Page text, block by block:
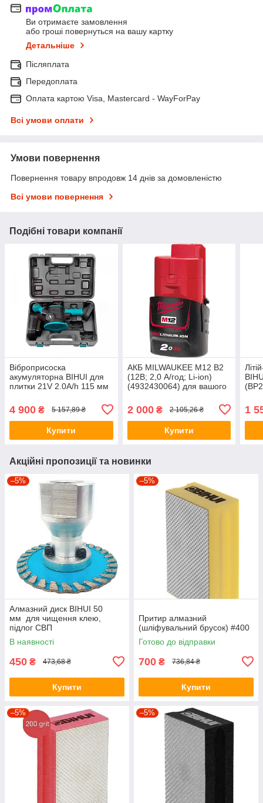
Ви отримаєте замовлення
або гроші повернуться на вашу картку
Детальніше
Післяплата
Передоплата
Оплата картою Visa, Mastercard - WayForPay
Всі умови оплати
Умови повернення
Повернення товару впродовж 14 днів за домовленістю
Всі умови повернення
Подібні товари компанії
Віброприсоска
акумуляторна BIHUI для
плитки 21V 2.0A/h 115 мм
4 900 ₴ 5 157,89 ₴
Купити
АКБ MILWAUKEE M12 B2
(12В; 2,0 А/год; Li-ion)
(4932430064) для вашого
інструменту
2 000₴ 2 105,26 ₴
Купити
1
Акційні пропозиції та новинки
–5%
Алмазний диск BIHUI 50
мм для чищення клею,
підлог СВП
В наявності
450 ₴ 473,68 ₴
Купити
–5%
Притир алмазний
(шліфувальний брусок) #400
Готово до відправки
700 ₴ 736,84 ₴
Купити
–5% –5%